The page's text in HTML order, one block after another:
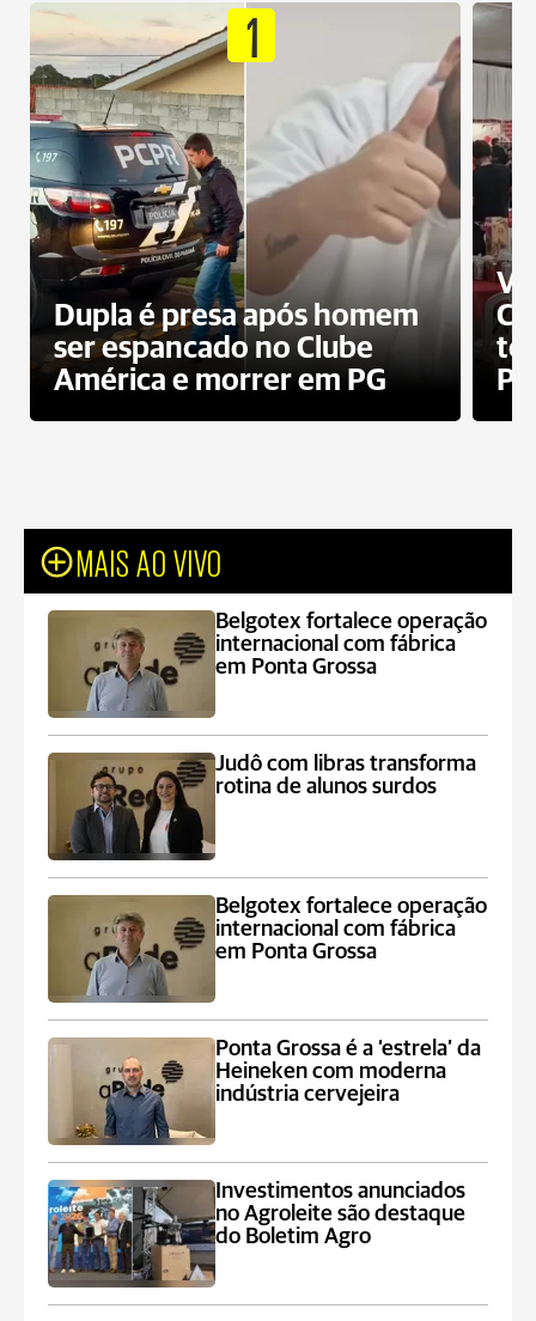
1
Dupla é presa após homem
ser espancado no Clube
América e morrer em PG
PG
MAIS AO VIVO
Belgotex fortalece operação
internacional com fábrica
em Ponta Grossa
Judô com libras transforma
rotina de alunos surdos
Belgotex fortalece operação
internacional com fábrica
em Ponta Grossa
Ponta Grossa é a ‘estrela’ da
Heineken com moderna
indústria cervejeira
Investimentos anunciados
no Agroleite são destaque
do Boletim Agro